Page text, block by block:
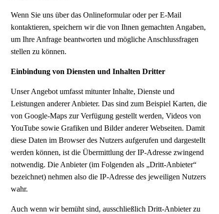
Wenn Sie uns über das Onlineformular oder per E-Mail
kontaktieren, speichern wir die von Ihnen gemachten Angaben,
um Ihre Anfrage beantworten und mögliche Anschlussfragen
stellen zu können.
Einbindung von Diensten und Inhalten Dritter
Unser Angebot umfasst mitunter Inhalte, Dienste und
Leistungen anderer Anbieter. Das sind zum Beispiel Karten, die
von Google-Maps zur Verfügung gestellt werden, Videos von
YouTube sowie Grafiken und Bilder anderer Webseiten. Damit
diese Daten im Browser des Nutzers aufgerufen und dargestellt
werden können, ist die Übermittlung der IP-Adresse zwingend
notwendig. Die Anbieter (im Folgenden als „Dritt-Anbieter“
bezeichnet) nehmen also die IP-Adresse des jeweiligen Nutzers
wahr.
Auch wenn wir bemüht sind, ausschließlich Dritt-Anbieter zu